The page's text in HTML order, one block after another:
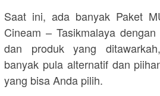
Saat ini, ada banyak Paket
Cineam – Tasikmalaya
dan produk yang
banyak pula alternatif dan
yang bisa Anda pilih.